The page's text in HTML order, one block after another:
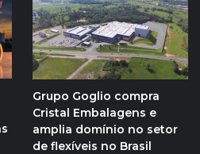
Grupo Goglio compra
Cristal Embalagens e
amplia domínio no setor
de flexíveis no Brasil